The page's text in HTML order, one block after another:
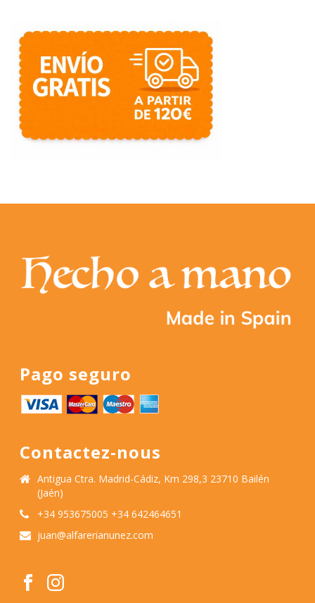
Pago seguro
Contactez-nous
Antigua Ctra. Madrid-Cádiz, Km 298,3 23710 Bailén
(Jaén)
+34 953675005 +34 642464651
juan@alfarerianunez.com